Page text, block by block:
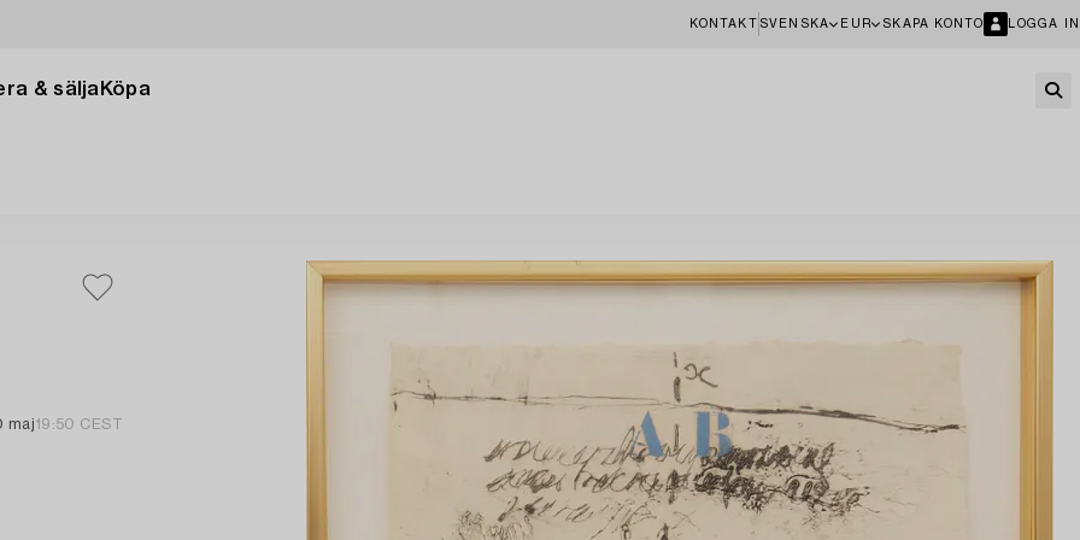
KONTAKT SVENSKA EUR SKAPA KONTO LOGGA IN
& sälja Köpa
maj19:50 CEST